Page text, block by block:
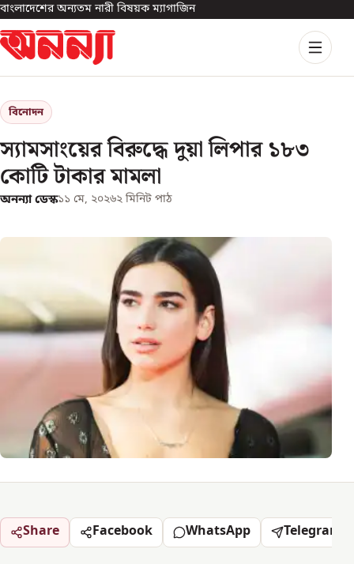
বাংলাদেশের অন্যতম নারী বিষয়ক ম্যাগাজিন
বিনোদন
স্যামসাংয়ের বিরুদ্ধে দুয়া লিপার ১৮৩
কোটি টাকার মামলা
অনন্যা ডেস্ক১১ মে, ২০২৬২ মিনিট পাঠ
Share Facebook WhatsApp Telegram